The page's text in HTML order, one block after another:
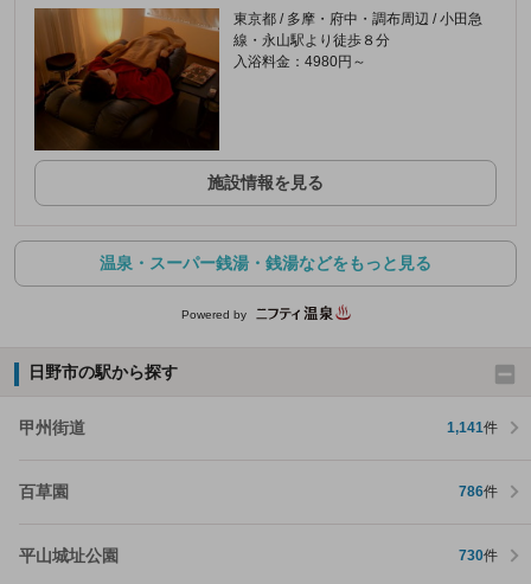
東京都 / 多摩・府中・調布周辺 / 小田急
線・永山駅より徒歩８分
入浴料金：4980円～
施設情報を見る
温泉・スーパー銭湯・銭湯などをもっと見る
Powered by
日野市の駅から探す
甲州街道 1,141件
百草園 786件
平山城址公園 730件